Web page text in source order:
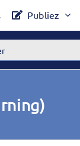
Publiez